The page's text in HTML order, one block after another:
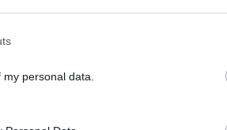
personal data.
ist die Rede von fünf neuen
dunkle Seite